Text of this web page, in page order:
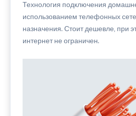
Технология подключения
использованием телефонных
назначения. Стоит дешевле, при
интернет не ограничен.